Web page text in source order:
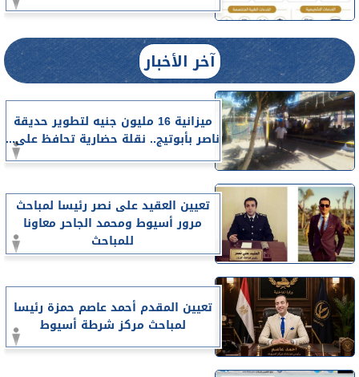
آخر الأخبار
ميزانية 16 مليون جنيه لتطوير حديقة
ناصر بأبوتيج.. نقلة حضارية تحافظ على...
تعيين العقيد على نصر رئيسا لمباحث
مرور أسيوط ومحمد الجاحر معاونا
للمباحث
تعيين المقدم أحمد عاصم حمزة رئيسا
لمباحث مركز شرطة أسيوط